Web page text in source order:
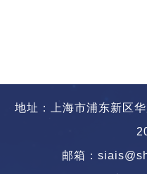
地址：上海市浦东新区
邮箱：